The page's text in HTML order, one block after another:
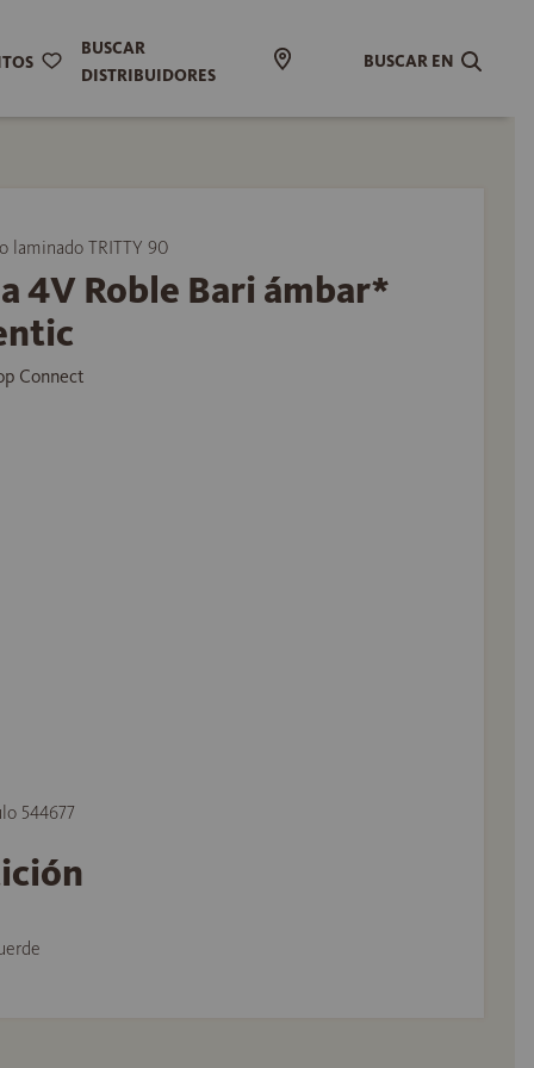
BUSCAR
DISTRIBUIDORES
BUSCAR EN
laminado TRITTY 90
4V Roble Bari ámbar*
Connect
544677